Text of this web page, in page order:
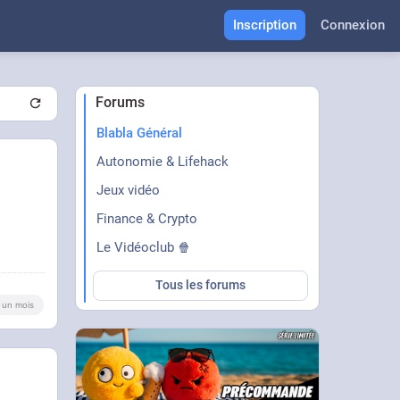
Inscription Connexion
un mois
Forums
Blabla Général
Autonomie & Lifehack
Jeux vidéo
Finance & Crypto
Le Vidéoclub 🍿
Tous les forums